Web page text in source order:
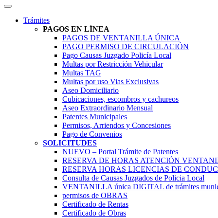
Trámites
PAGOS EN LÍNEA
PAGOS DE VENTANILLA ÚNICA
PAGO PERMISO DE CIRCULACIÓN
Pago Causas Juzgado Policía Local
Multas por Restricción Vehicular
Multas TAG
Multas por uso Vias Exclusivas
Aseo Domiciliario
Cubicaciones, escombros y cachureos
Aseo Extraordinario Mensual
Patentes Municipales
Permisos, Arriendos y Concesiones
Pago de Convenios
SOLICITUDES
NUEVO – Portal Trámite de Patentes
RESERVA DE HORAS ATENCIÓN
RESERVA HORAS LICENCIAS DE
Consulta de Causas Juzgados de Policia Local
VENTANILLA única DIGITAL de trámites
permisos de OBRAS
Certificado de Rentas
Certificado de Obras